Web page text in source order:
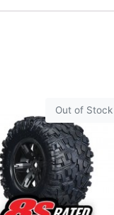
Out of Stock